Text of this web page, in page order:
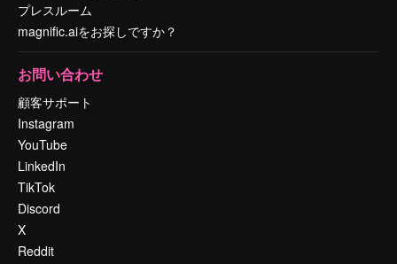
プレスルーム
magnific.aiをお探しですか？
お問い合わせ
顧客サポート
Instagram
YouTube
LinkedIn
TikTok
Discord
X
Reddit